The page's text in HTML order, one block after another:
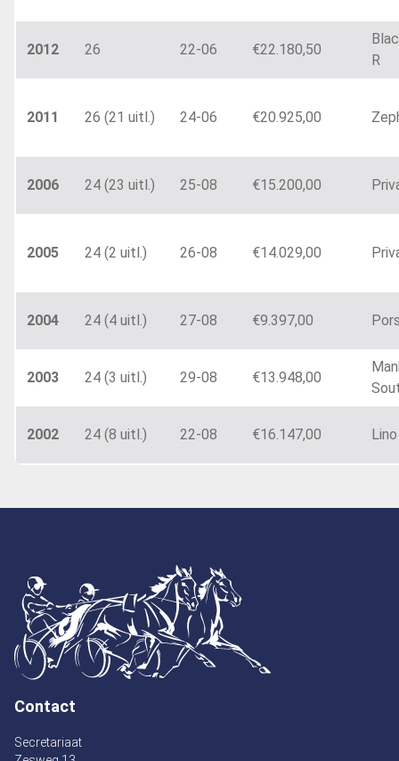
2012 26 22-06 €22.180,50
R
2011 26 (21 uitl.) 24-06 €20.925,00
2006 24 (23 uitl.) 25-08 €15.200,00
2005 24 (2 uitl.) 26-08 €14.029,00
2004 24 (4 uitl.) 27-08 €9.397,00
2003 24 (3 uitl.) 29-08 €13.948,00
2002 24 (8 uitl.) 22-08 €16.147,00
Contact
Secretariaat